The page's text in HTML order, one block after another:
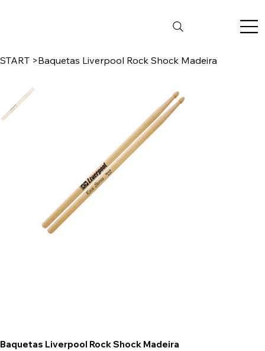
START >Baquetas Liverpool Rock Shock Madeira
Baquetas Liverpool Rock Shock Madeira